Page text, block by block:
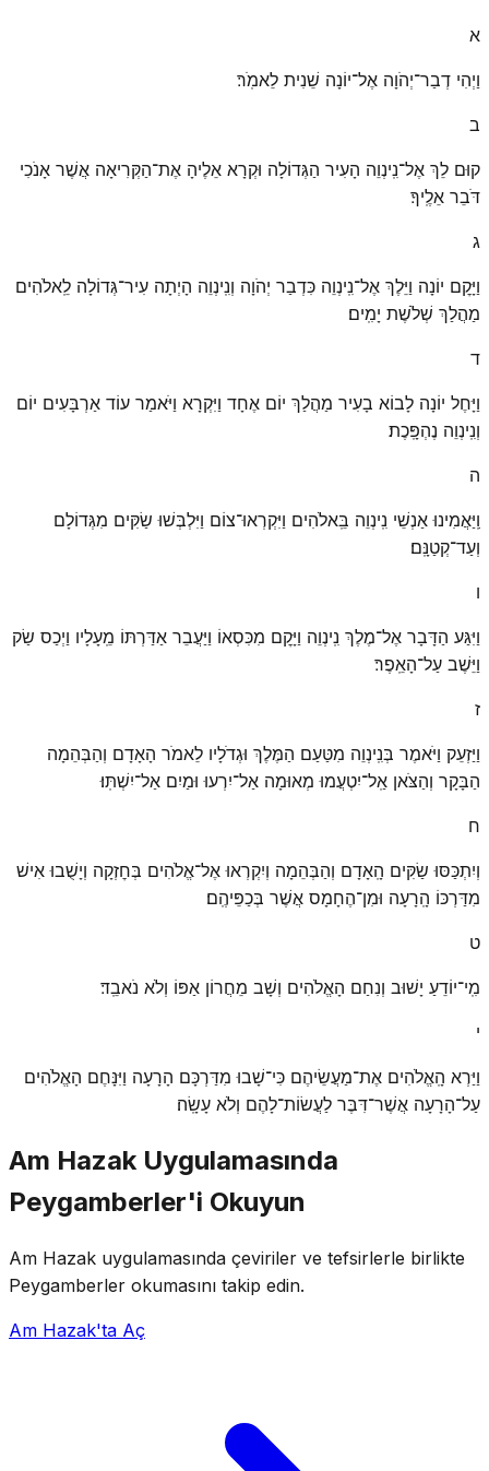
א
וַיְהִי דְבַר־יְהֹוָה אֶל־יוֹנָה שֵׁנִית לֵאמֹֽר׃
ב
קוּם לֵךְ אֶל־נִֽינְוֵה הָעִיר הַגְּדוֹלָה וּקְרָא אֵלֶיהָ אֶת־הַקְּרִיאָה אֲשֶׁר אָנֹכִי
דֹּבֵר אֵלֶֽיךָ׃
ג
וַיָּקׇם יוֹנָה וַיֵּלֶךְ אֶל־נִֽינְוֵה כִּדְבַר יְהֹוָה וְנִֽינְוֵה הָיְתָה עִיר־גְּדוֹלָה לֵֽאלֹהִים
מַהֲלַךְ שְׁלֹשֶׁת יָמִֽים׃
ד
וַיָּחֶל יוֹנָה לָבוֹא בָעִיר מַהֲלַךְ יוֹם אֶחָד וַיִּקְרָא וַיֹּאמַר עוֹד אַרְבָּעִים יוֹם
וְנִֽינְוֵה נֶהְפָּֽכֶת׃
ה
וַֽיַּאֲמִינוּ אַנְשֵׁי נִֽינְוֵה בֵּֽאלֹהִים וַיִּקְרְאוּ־צוֹם וַיִּלְבְּשׁוּ שַׂקִּים מִגְּדוֹלָם
וְעַד־קְטַנָּֽם׃
ו
וַיִּגַּע הַדָּבָר אֶל־מֶלֶךְ נִֽינְוֵה וַיָּקׇם מִכִּסְאוֹ וַיַּעֲבֵר אַדַּרְתּוֹ מֵֽעָלָיו וַיְכַס שַׂק
וַיֵּשֶׁב עַל־הָאֵֽפֶר׃
ז
וַיַּזְעֵק וַיֹּאמֶר בְּנִֽינְוֵה מִטַּעַם הַמֶּלֶךְ וּגְדֹלָיו לֵאמֹר הָאָדָם וְהַבְּהֵמָה
הַבָּקָר וְהַצֹּאן אַֽל־יִטְעֲמוּ מְאוּמָה אַל־יִרְעוּ וּמַיִם אַל־יִשְׁתּֽוּ׃
ח
וְיִתְכַּסּוּ שַׂקִּים הָֽאָדָם וְהַבְּהֵמָה וְיִקְרְאוּ אֶל־אֱלֹהִים בְּחׇזְקָה וְיָשֻׁבוּ אִישׁ
מִדַּרְכּוֹ הָֽרָעָה וּמִן־הֶחָמָס אֲשֶׁר בְּכַפֵּיהֶֽם׃
ט
מִֽי־יוֹדֵעַ יָשׁוּב וְנִחַם הָאֱלֹהִים וְשָׁב מֵחֲרוֹן אַפּוֹ וְלֹא נֹאבֵֽד׃
י
וַיַּרְא הָֽאֱלֹהִים אֶת־מַעֲשֵׂיהֶם כִּי־שָׁבוּ מִדַּרְכָּם הָרָעָה וַיִּנָּחֶם הָאֱלֹהִים
עַל־הָרָעָה אֲשֶׁר־דִּבֶּר לַעֲשׂוֹת־לָהֶם וְלֹא עָשָֽׂה׃
Am Hazak Uygulamasında
Peygamberler'i Okuyun
Am Hazak uygulamasında çeviriler ve tefsirlerle birlikte
Peygamberler okumasını takip edin.
Am Hazak'ta Aç